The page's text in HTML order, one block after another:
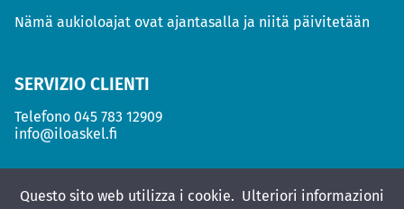
Nämä aukioloajat ovat ajantasalla ja niitä päivitetään
SERVIZIO CLIENTI
Telefono 045 783 12909
info@iloaskel.fi
Questo sito web utilizza i cookie. Ulteriori informazioni